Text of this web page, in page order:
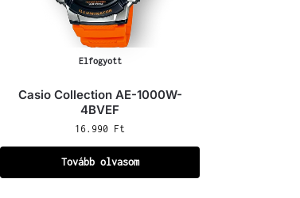
Elfogyott
Casio Collection AE-1000W-
4BVEF
16.990 Ft
Tovább olvasom